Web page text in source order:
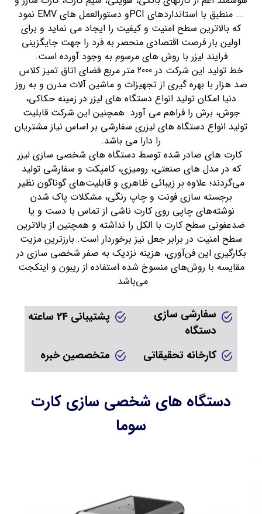
... منطبق با استانداردهای PCIو دستورالعمل های EMV نمود
که بالاترین سطح امنیت و کیفیت را ایجاد می نماید و برای
اولین بار فرصت اقتصادی منحصر به فرد را جهت جایگزینی
فرایند لیزر با روش های مرسوم به وجود آورده است.
خط تولید این شرکت در 2000 متر مربع فضای اتاق تمیز کلاس
صد هزار با بهره گیری از تجهیزات و ماشین آلات مدرن و به روز
دنیا امکان تولید انواع دستگاه های لیزر در زمینه حکاکی،
جوش، برش را فراهم می آورد. همچنین این شرکت قابلیت
تولید انواع دستگاه های لیزری سفارشی بر اساس نیاز مشتریان
را دارا می باشد.
کارت های صادر شده توسط دستگاه های شخصی سازی لیزر
که در مدل های صنعتی، رومیزی، کامپکت و سفارشی تولید
می‌گردند؛ علاوه بر زیبائی ظاهری و قابلیت‌های گوناگون نظیر
برجسته سازی فونت و چاپ رنگی، مشکلات پاک شدن
نوشته‌های چاپی روی کارت ناشی از تماس با دست و یا
ضدعفونی سطح کارت با الکل را نداشته و همچنین از بالاترین
سطح امنیت در برابر جعل نیز برخوردار است. بارزترین مزیت
بکارگیری این فن‌آوری، هزینه نزدیک به صفر شخصی سازی در
مقایسه با روش‌های منسوخ شده استفاده از ریبون و اینکجت
می‌باشد.
پشتیبانی 24 ساعته
سفارشی سازی
دستگاه
متخصصین خبره
کارخانه تحقیقاتی
دستگاه های شخصی سازی کارت
سوما